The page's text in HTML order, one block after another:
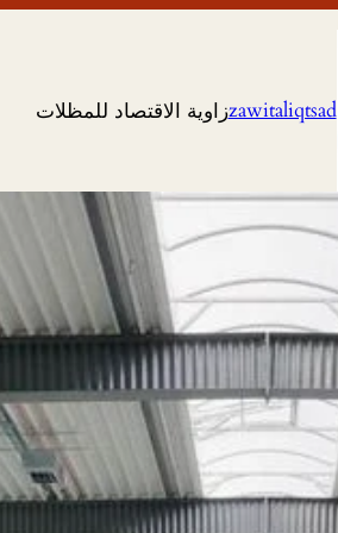
zawitaliqtsadزاوية الاقتصاد للمظلات